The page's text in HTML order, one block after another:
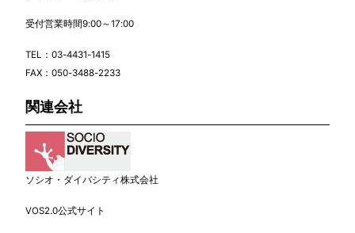
受付営業時間9:00～17:00
TEL： 03-4431-1415
FAX：050-3488-2233
関連会社
ソシオ・ダイバシティ株式会社
VOS2.0公式サイト